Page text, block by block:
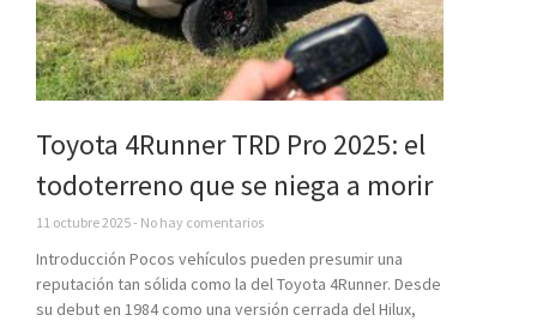
Toyota 4Runner TRD Pro 2025: el
todoterreno que se niega a morir
11 octubre 2025 No hay comentarios
Introducción Pocos vehículos pueden presumir una
reputación tan sólida como la del Toyota 4Runner. Desde
su debut en 1984 como una versión cerrada del Hilux,